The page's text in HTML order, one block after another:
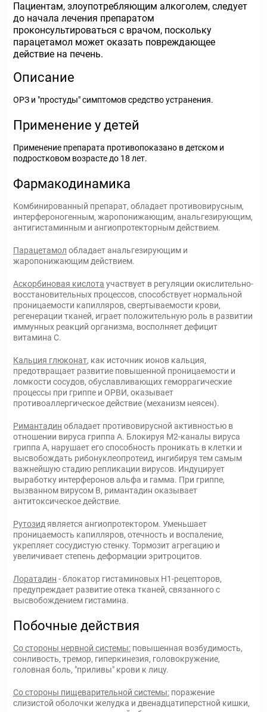
Пациентам, злоупотребляющим алкоголем, следует
до начала лечения препаратом
проконсультироваться с врачом, поскольку
парацетамол может оказать повреждающее
действие на печень.
Описание
ОРЗ и "простуды" симптомов средство устранения.
Применение у детей
Применение препарата противопоказано в детском и
подростковом возрасте до 18 лет.
Фармакодинамика
Комбинированный препарат, обладает противовирусным,
интерфероногенным, жаропонижающим, анальгезирующим,
антигистаминным и ангиопротекторным действием.
Парацетамол обладает анальгезирующим и
жаропонижающим действием.
Аскорбиновая кислота участвует в регуляции окислительно-
восстановительных процессов, способствует нормальной
проницаемости капилляров, свертываемости крови,
регенерации тканей, играет положительную роль в развитии
иммунных реакций организма, восполняет дефицит
витамина С.
Кальция глюконат, как источник ионов кальция,
предотвращает развитие повышенной проницаемости и
ломкости сосудов, обуславливающих геморрагические
процессы при гриппе и ОРВИ, оказывает
противоаллергическое действие (механизм неясен).
Римантадин обладает противовирусной активностью в
отношении вируса гриппа А. Блокируя М2-каналы вируса
гриппа А, нарушает его способность проникать в клетки и
высвобождать рибонуклеопротеид, ингибируя тем самым
важнейшую стадию репликации вирусов. Индуцирует
выработку интерферонов альфа и гамма. При гриппе,
вызванном вирусом В, римантадин оказывает
антитоксическое действие.
Рутозид является ангиопротектором. Уменьшает
проницаемость капилляров, отечность и воспаление,
укрепляет сосудистую стенку. Тормозит агрегацию и
увеличивает степень деформации эритроцитов.
Лоратадин - блокатор гистаминовых Н1-рецепторов,
предупреждает развитие отека тканей, связанного с
высвобождением гистамина.
Побочные действия
Со стороны нервной системы: повышенная возбудимость,
сонливость, тремор, гиперкинезия, головокружение,
головная боль, "приливы" крови к лицу.
Со стороны пищеварительной системы: поражение
слизистой оболочки желудка и двенадцатиперстной кишки,